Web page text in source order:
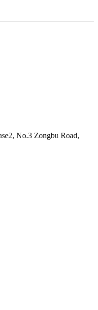
No.3 Zongbu Road,